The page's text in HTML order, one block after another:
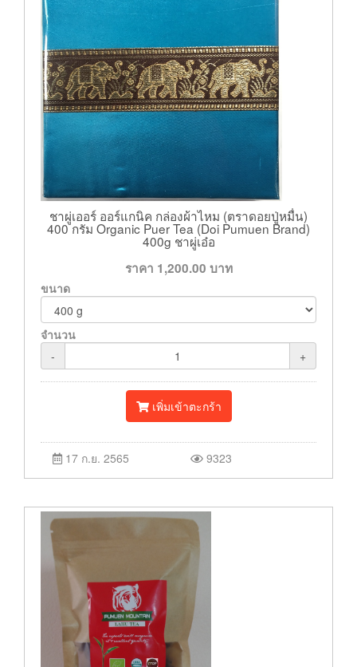
ชาผู่เออร์ ออร์แกนิค กล่องผ้าไหม (ตราดอยปู่หมื่น)
400 กรัม Organic Puer Tea (Doi Pumuen Brand)
400g ชาผู่เอ๋อ
ราคา 1,200.00 บาท
ขนาด
จำนวน
-
+
เพิ่มเข้าตะกร้า
17 ก.ย. 2565 9323